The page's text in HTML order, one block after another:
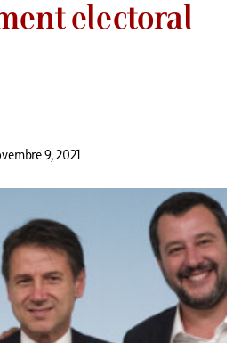
electoral
9, 2021